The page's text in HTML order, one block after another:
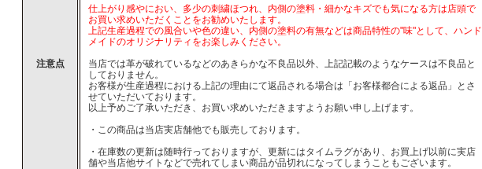
注意点
仕上がり感やにおい、多少の刺繍ほつれ、内側の塗料・細かなキズでも気になる方は店頭で
お買い求めいただくことをお勧めいたします。
上記生産過程での風合いや色の違い、内側の塗料の有無などは商品特性の"味"として、ハンド
メイドのオリジナリティをお楽しみください。
当店では革が破れているなどのあきらかな不良品以外、上記記載のようなケースは不良品と
しておりません。
お客様が生産過程における上記の理由にて返品される場合は「お客様都合による返品」とさ
せていただいております。
以上予めご了承いただき、お買い求めいただきますようお願い申し上げます。
・この商品は当店実店舗他でも販売しております。
・在庫数の更新は随時行っておりますが、更新にはタイムラグがあり、お買上げ以前に実店
舗や当店他サイトなどで売れてしまい商品が品切れになってしまうこともございます。